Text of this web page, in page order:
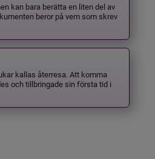
kan bara berätta en liten del av
beror på vem som skrev
kallas återresa. Att komma
och tillbringade sin första tid i